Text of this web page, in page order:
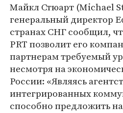
Майкл Стюарт (Michael
генеральный директор
странах СНГ сообщил,
PRT позволит его
партнерам требуемый
несмотря на
России: «Являясь
интегрированных
способно предложить